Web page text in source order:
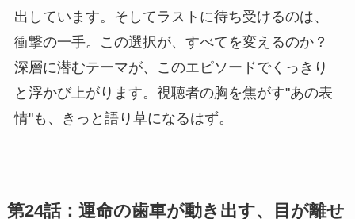
出しています。そしてラストに待ち受けるのは、
衝撃の一手。この選択が、すべてを変えるのか？
深層に潜むテーマが、このエピソードでくっきり
と浮かび上がります。視聴者の胸を焦がす"あの表
情"も、きっと語り草になるはず。
第24話：運命の歯車が動き出す、目が離せ